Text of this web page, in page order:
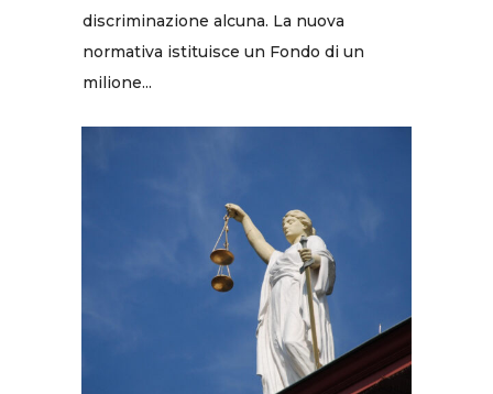
discriminazione alcuna. La nuova
normativa istituisce un Fondo di un
milione...